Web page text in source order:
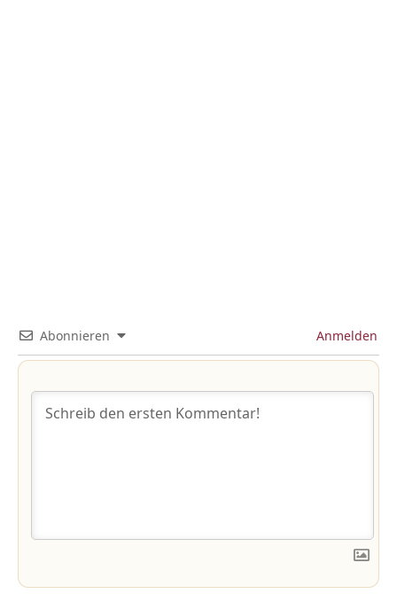
Abonnieren Anmelden